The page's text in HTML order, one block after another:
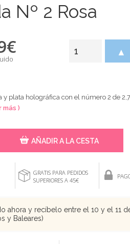
Nº 2 Rosa
€ ▲
y plata holográfica con el número 2 de
más )
AÑADIR A LA CESTA
GRATIS PARA PEDIDOS
SUPERIORES A 45€
ahora y recíbelo entre el 10 y el 11
y Baleares)